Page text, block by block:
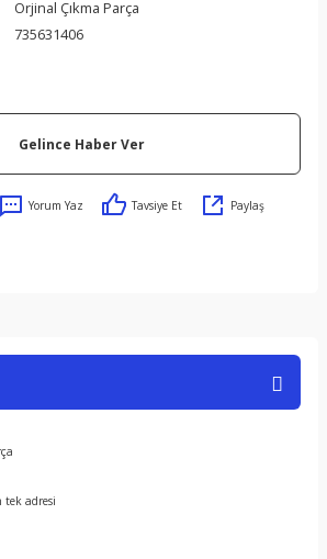
Orjinal Çıkma Parça
735631406
Gelince Haber Ver
Yorum Yaz Tavsiye Et Paylaş
tek adresi